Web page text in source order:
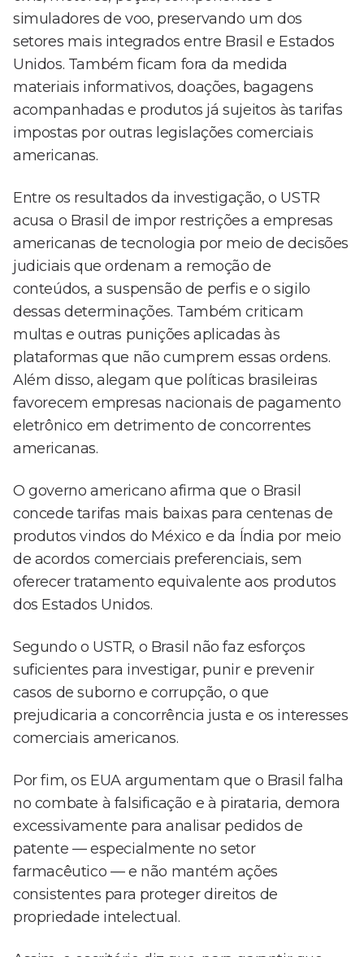
simuladores de voo, preservando um dos
setores mais integrados entre Brasil e Estados
Unidos. Também ficam fora da medida
materiais informativos, doações, bagagens
acompanhadas e produtos já sujeitos às tarifas
impostas por outras legislações comerciais
americanas.
Entre os resultados da investigação, o USTR
acusa o Brasil de impor restrições a empresas
americanas de tecnologia por meio de decisões
judiciais que ordenam a remoção de
conteúdos, a suspensão de perfis e o sigilo
dessas determinações. Também criticam
multas e outras punições aplicadas às
plataformas que não cumprem essas ordens.
Além disso, alegam que políticas brasileiras
favorecem empresas nacionais de pagamento
eletrônico em detrimento de concorrentes
americanas.
O governo americano afirma que o Brasil
concede tarifas mais baixas para centenas de
produtos vindos do México e da Índia por meio
de acordos comerciais preferenciais, sem
oferecer tratamento equivalente aos produtos
dos Estados Unidos.
Segundo o USTR, o Brasil não faz esforços
suficientes para investigar, punir e prevenir
casos de suborno e corrupção, o que
prejudicaria a concorrência justa e os interesses
comerciais americanos.
Por fim, os EUA argumentam que o Brasil falha
no combate à falsificação e à pirataria, demora
excessivamente para analisar pedidos de
patente — especialmente no setor
farmacêutico — e não mantém ações
consistentes para proteger direitos de
propriedade intelectual.